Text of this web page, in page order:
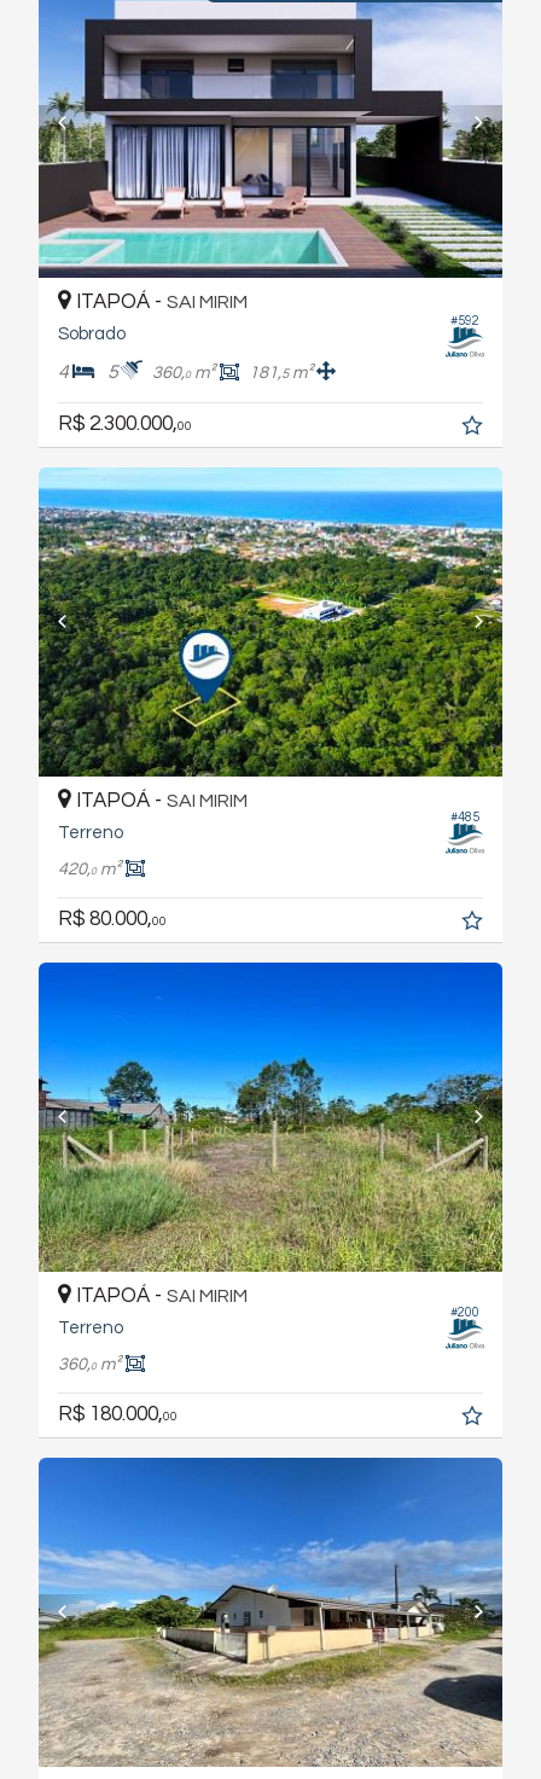
#592
ITAPOÁ - SAI MIRIM
Sobrado
4 5 360,0m² 181,5m²
R$ 2.300.000,00
#485
ITAPOÁ - SAI MIRIM
Terreno
420,0m²
R$ 80.000,00
#200
ITAPOÁ - SAI MIRIM
Terreno
360,0m²
R$ 180.000,00